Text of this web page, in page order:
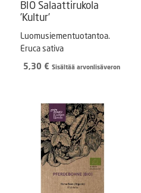
BIO Salaattirukola
’Kultur’
Luomusiementuotantoa.
Eruca sativa
5,30 € Sisältää arvonlisäveron